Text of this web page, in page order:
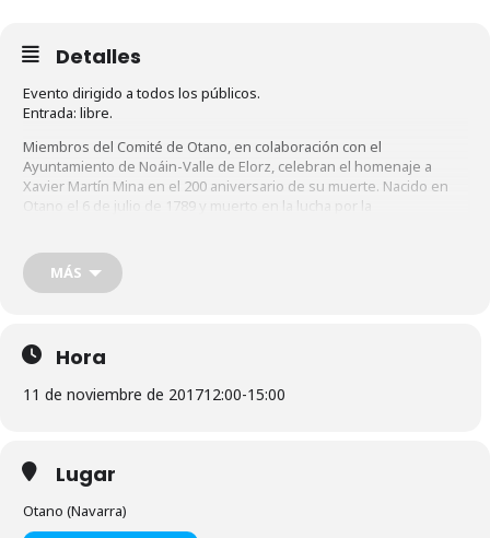
Detalles
Evento dirigido a todos los públicos.
Entrada: libre.
Miembros del Comité de Otano, en colaboración con el
Ayuntamiento de Noáin-Valle de Elorz, celebran el homenaje a
Xavier Martín Mina en el 200 aniversario de su muerte. Nacido en
Otano el 6 de julio de 1789 y muerto en la lucha por la
con especial protagonismo de un periodo histórico trascendental
en que cae el Antiguo Régimen y surge el liberalismo político y la
Otano se convertirá en este día en lugar de encuentro en el que la
música y la danza servirán de homenaje a este ilustre vecino.
MÁS
Hora
11 de noviembre de 201712:00-15:00
Lugar
Otano (Navarra)